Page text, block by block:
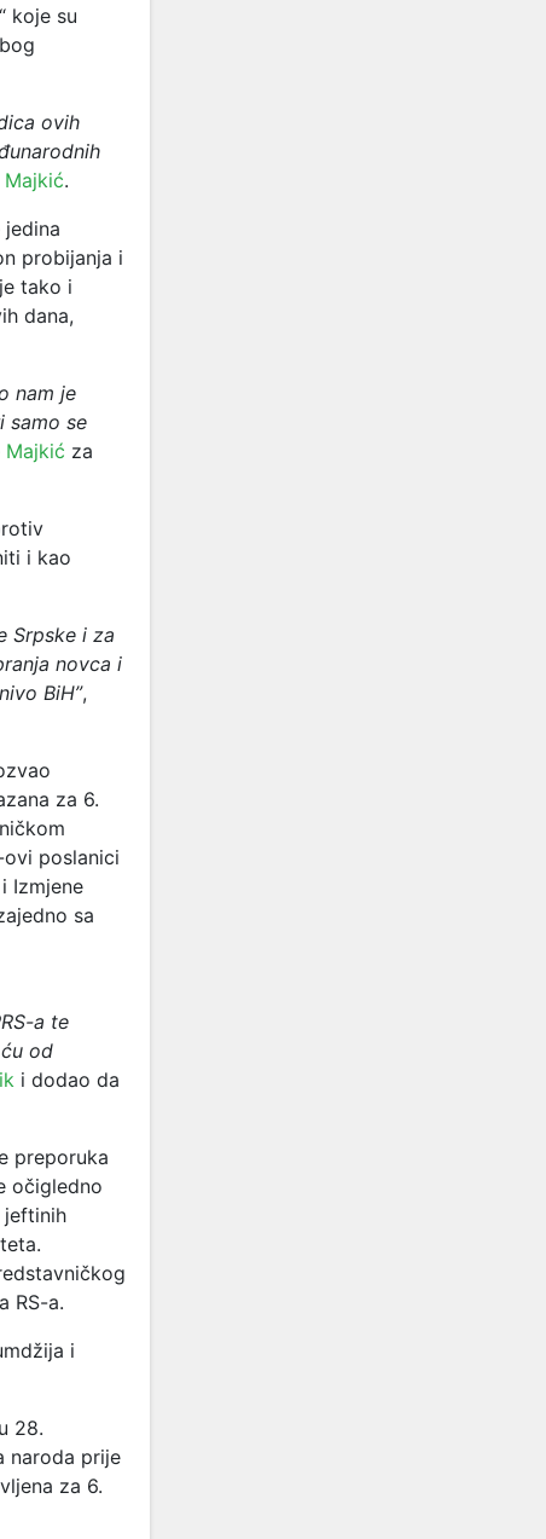
koje su
ovih
.
probijanja i
tako i
dana,
nam je
samo se
Majkić za
i kao
Srpske i za
novca i
BiH”,
za 6.
poslanici
Izmjene
sa
a te
od
i dodao da
preporuka
očigledno
jeftinih
RS-a.
i
28.
naroda prije
za 6.